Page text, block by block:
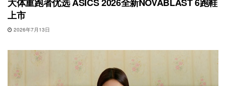
上市
2026年7月13日